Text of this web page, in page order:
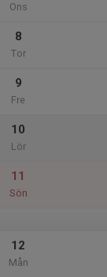
Ons
8
Tor
9
Fre
10
Lör
11
Sön
12
Mån